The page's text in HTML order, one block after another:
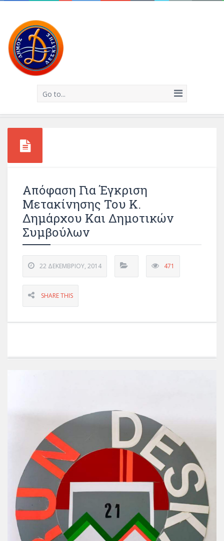
Go to...
Απόφαση Για Έγκριση
Μετακίνησης Του Κ.
Δημάρχου Και Δημοτικών
Συμβούλων
22 ΔΕΚΕΜΒΡΊΟΥ, 2014 471
SHARE THIS